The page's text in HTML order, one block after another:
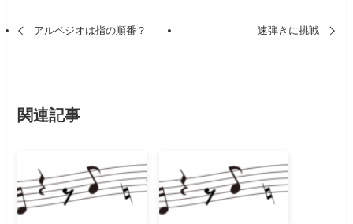
アルペジオは指の順番？ 速弾きに挑戦
関連記事